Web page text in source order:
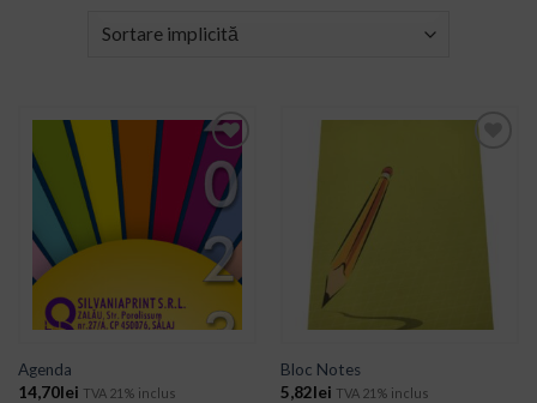
ADD TO
WISHLIST
Agenda
14,70lei TVA 21% inclus
Bloc Notes
5,82lei TVA 21% inclus